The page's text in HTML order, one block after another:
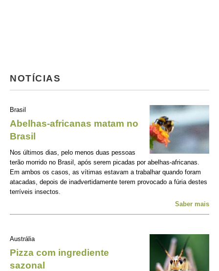
NOTÍCIAS
Brasil
Abelhas-africanas matam no
Brasil
Nos últimos dias, pelo menos duas pessoas
terão morrido no Brasil, após serem picadas por abelhas-africanas.
Em ambos os casos, as vítimas estavam a trabalhar quando foram
atacadas, depois de inadvertidamente terem provocado a fúria destes
terríveis insectos.
Saber mais
Austrália
Pizza com ingrediente
sazonal